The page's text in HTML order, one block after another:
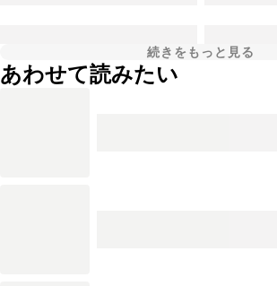
続きをもっと見る
あわせて読みたい